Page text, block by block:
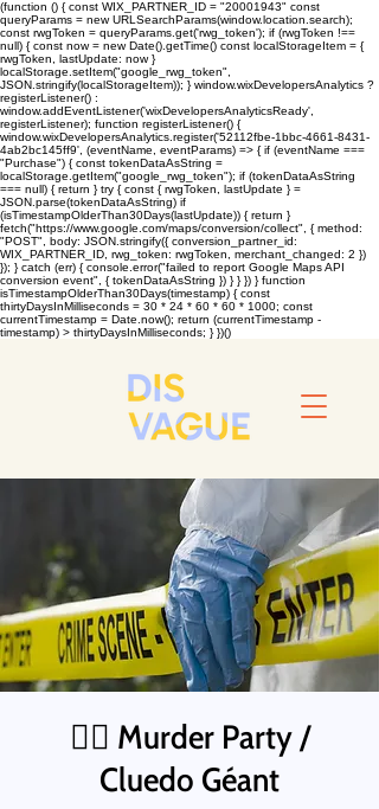
(function () { const WIX_PARTNER_ID = "20001943" const
queryParams = new URLSearchParams(window.location.search);
const rwgToken = queryParams.get('rwg_token'); if (rwgToken !==
null) { const now = new Date().getTime() const localStorageItem = {
rwgToken, lastUpdate: now }
localStorage.setItem("google_rwg_token",
JSON.stringify(localStorageItem)); } window.wixDevelopersAnalytics ?
registerListener() :
window.addEventListener('wixDevelopersAnalyticsReady',
registerListener); function registerListener() {
window.wixDevelopersAnalytics.register('52112fbe-1bbc-4661-8431-
4ab2bc145ff9', (eventName, eventParams) => { if (eventName ===
"Purchase") { const tokenDataAsString =
localStorage.getItem("google_rwg_token"); if (tokenDataAsString
=== null) { return } try { const { rwgToken, lastUpdate } =
JSON.parse(tokenDataAsString) if
(isTimestampOlderThan30Days(lastUpdate)) { return }
fetch("https://www.google.com/maps/conversion/collect", { method:
"POST", body: JSON.stringify({ conversion_partner_id:
WIX_PARTNER_ID, rwg_token: rwgToken, merchant_changed: 2 })
}); } catch (err) { console.error("failed to report Google Maps API
conversion event", { tokenDataAsString }) } } }) } function
isTimestampOlderThan30Days(timestamp) { const
thirtyDaysInMilliseconds = 30 * 24 * 60 * 60 * 1000; const
currentTimestamp = Date.now(); return (currentTimestamp -
timestamp) > thirtyDaysInMilliseconds; } })()
🕵🏽 Murder Party /
Cluedo Géant